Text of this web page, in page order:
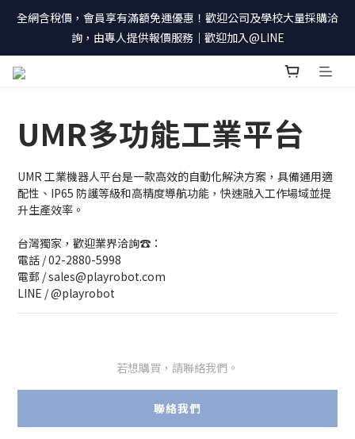
全網含稅價，會員享有滿額免運優惠！歡迎公司及學校大量採購洽
詢，由專人提供報價服務｜歡迎加入@LINE
UMR多功能工業平台
UMR 工業機器人平台是一款高效的自動化解決方案，具備通用適
配性、IP65 防護等級和高精度導航功能，快速融入工作場域並提
升生產效率。
台灣獨家，歡迎業界洽詢☎：
電話 / 02-2880-5998
電郵 / sales@playrobot.com
LINE / @playrobot
若想購買，請聯絡我們。
聯絡我們